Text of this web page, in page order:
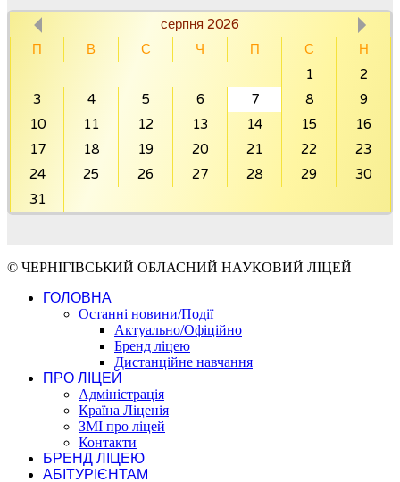
серпня 2026
П
В С Ч П С
Н
1
2
3
4 5 6 7 8
9
10
11 12 13 14 15
16
17
18 19 20 21 22
23
24
25 26 27 28 29
30
31
© ЧЕРНІГІВСЬКИЙ ОБЛАСНИЙ НАУКОВИЙ ЛІЦЕЙ
ГОЛОВНА
Останні новини/Події
Актуально/Офіційно
Бренд ліцею
Дистанційне навчання
ПРО ЛІЦЕЙ
Адміністрація
Країна Ліценія
ЗМІ про ліцей
Контакти
БРЕНД ЛІЦЕЮ
АБІТУРІЄНТАМ